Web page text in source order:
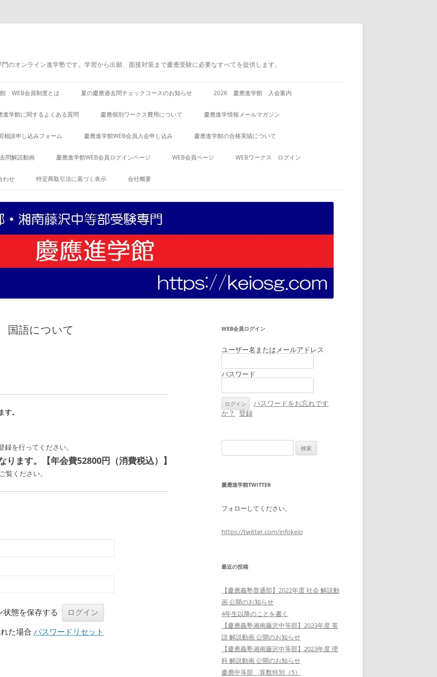
のオンライン進学塾です。学習から出願、面接対策まで慶應受験に必要なすべてを提供します。
WEB会員制度とは 夏の慶應過去問チェックコースのお知らせ 2026 慶應進学館 入会案内
進学館に関するよくある質問 慶應個別ワークス費用について 慶應進学情報メールマガジン
相談申し込みフォーム 慶應進学館WEB会員入会申し込み 慶應進学館の合格実績について
問解説動画 慶應進学館WEB会員ログインページ WEB会員ページ WEBワークス ログイン
わせ 特定商取引法に基づく表示 会社概要
語について
。
を行ってください。
ます。【年会費52800円（消費税込）】
覧ください。
状態を保存する
た場合 パスワードリセット
WEB会員ログイン
ユーザー名またはメールアドレス
パスワード
パスワードをお忘れです
か？ 登録
索:
慶應進学館TWITTER
フォローしてください。
https://twitter.com/infokeio
最近の投稿
【慶應義塾普通部】2022年度 社会 解説動
画 公開のお知らせ
4年生以降のことを書く
【慶應義塾湘南藤沢中等部】2023年度 英
語 解説動画 公開のお知らせ
【慶應義塾湘南藤沢中等部】2023年度 理
科 解説動画 公開のお知らせ
慶應中等部 算数特別（5）